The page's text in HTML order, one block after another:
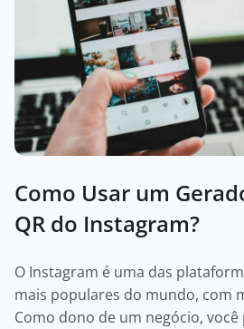
Como Usar um
QR do Instagram?
O Instagram é uma das
mais populares do mundo, com
Como dono de um negócio,